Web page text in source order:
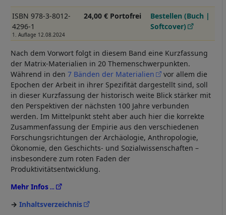
ISBN 978-3-8012-
4296-1
1. Auflage 12.08.2024
24,00 € Portofrei
Bestellen (Buch |
Softcover)
Nach dem Vorwort folgt in diesem Band eine Kurzfassung
der Matrix-Materialien in 20 Themenschwerpunkten.
Während in den 7 Bänden der Materialien
vor allem die
Epochen der Arbeit in ihrer Spezifität dargestellt sind, soll
in dieser Kurzfassung der historisch weite Blick stärker mit
den Perspektiven der nächsten 100 Jahre verbunden
werden. Im Mittelpunkt steht aber auch hier die korrekte
Zusammenfassung der Empirie aus den verschiedenen
Forschungsrichtungen der Archäologie, Anthropologie,
Ökonomie, den Geschichts- und Sozialwissenschaften –
insbesondere zum roten Faden der
Produktivitätsentwicklung.
Mehr Infos
Inhaltsverzeichnis